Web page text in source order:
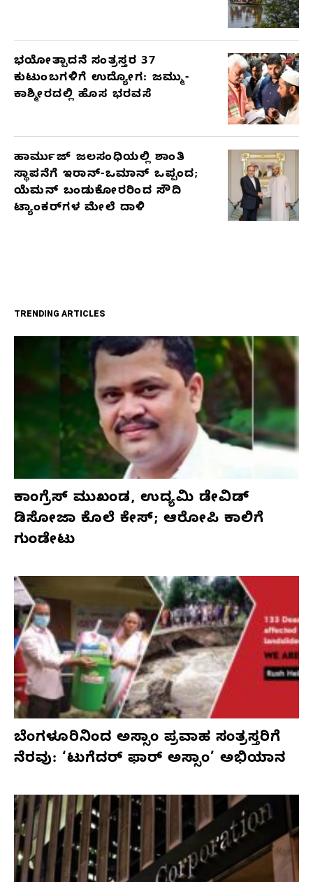
ಭಯೋತ್ಪಾದನೆ ಸಂತ್ರಸ್ತರ 37
ಕುಟುಂಬಗಳಿಗೆ ಉದ್ಯೋಗ: ಜಮ್ಮು-
ಕಾಶ್ಮೀರದಲ್ಲಿ ಹೊಸ ಭರವಸೆ
ಹಾರ್ಮುಜ್ ಜಲಸಂಧಿಯಲ್ಲಿ ಶಾಂತಿ
ಸ್ಥಾಪನೆಗೆ ಇರಾನ್-ಒಮಾನ್ ಒಪ್ಪಂದ;
ಯೆಮನ್ ಬಂಡುಕೋರರಿಂದ ಸೌದಿ
ಟ್ಯಾಂಕರ್‌ಗಳ ಮೇಲೆ ದಾಳಿ
TRENDING ARTICLES
ಕಾಂಗ್ರೆಸ್‌ ಮುಖಂಡ, ಉದ್ಯಮಿ ಡೇವಿಡ್‌
ಡಿಸೋಜಾ ಕೊಲೆ ಕೇಸ್;‌ ಆರೋಪಿ ಕಾಲಿಗೆ
ಗುಂಡೇಟು
ಬೆಂಗಳೂರಿನಿಂದ ಅಸ್ಸಾಂ ಪ್ರವಾಹ ಸಂತ್ರಸ್ತರಿಗೆ
ನೆರವು: ‘ಟುಗೆದರ್ ಫಾರ್ ಅಸ್ಸಾಂ’ ಅಭಿಯಾನ